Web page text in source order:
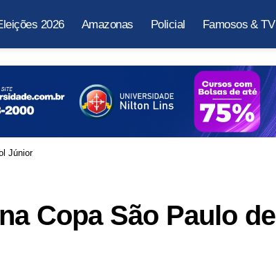
2026 Amazonas Policial Famosos & TV
Júnior
Copa São Paulo de